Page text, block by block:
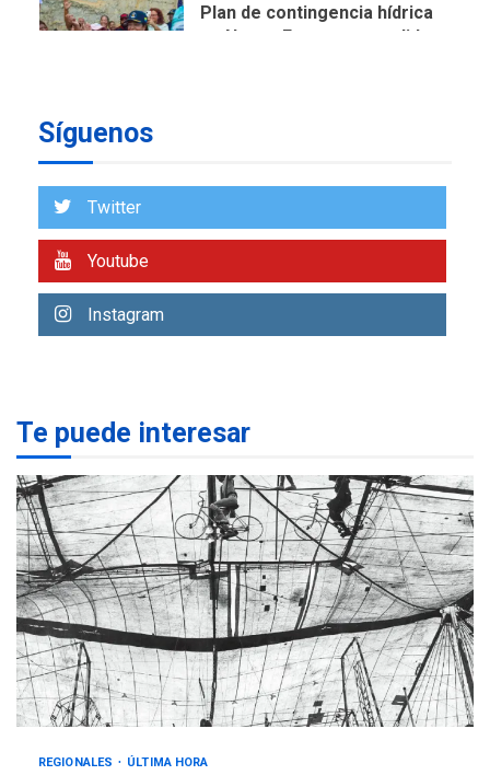
Plan de contingencia hídrica
en Nueva Esparta consolida
7
2
Margarita será sede de
para aprender a atender
adultos mayores
3
REGIONALES ÚLTIMA HORA
Mariño fortalece capacidad
operativa con flota
vehicular de 60 unidades
adquiridas en un año de
gestión
REGIONALES ÚLTIMA HORA
«Juan Bautista Arismendi» a
Síguenos
Twitter
Youtube
Instagram
Te puede interesar
REGIONALES ÚLTIMA HORA